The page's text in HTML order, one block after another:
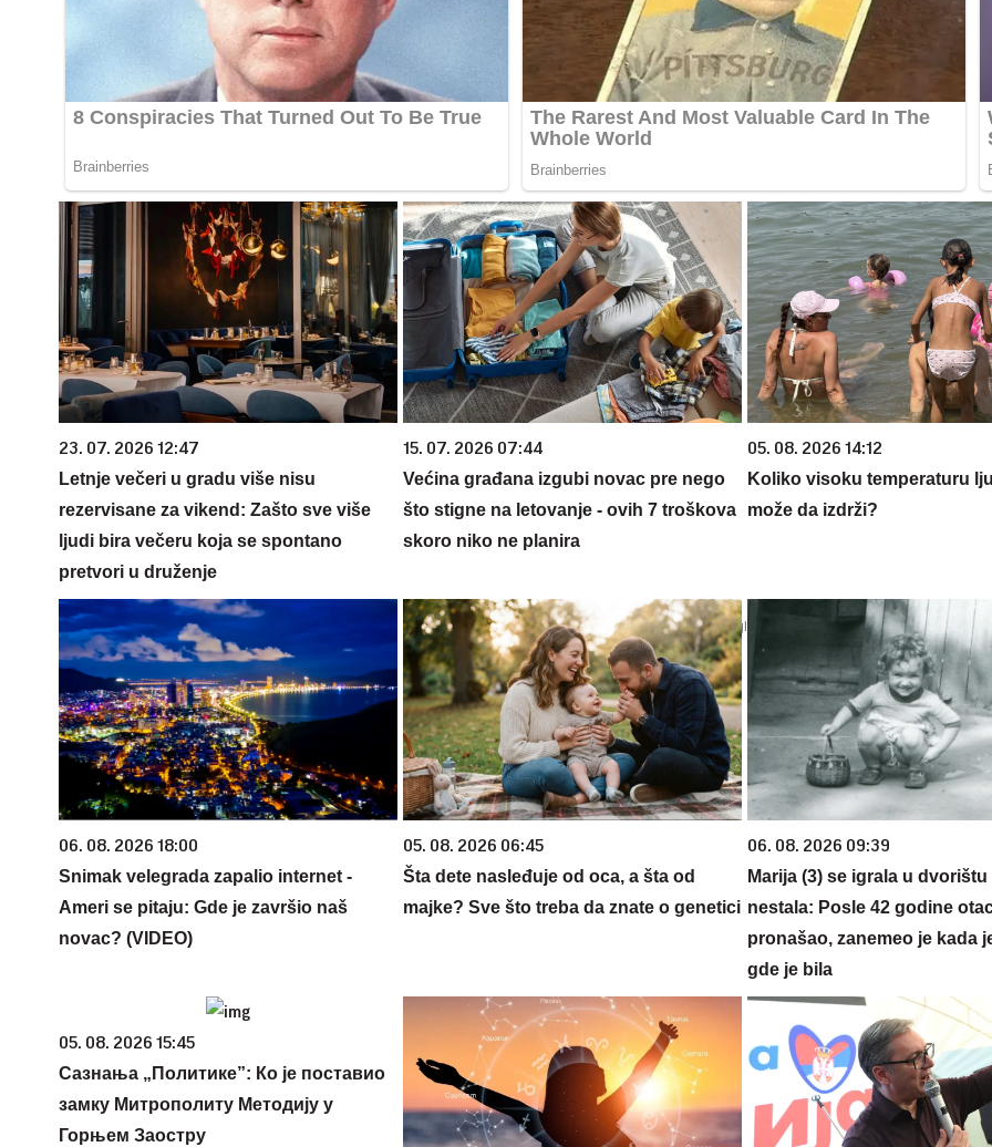
23. 07. 2026 12:47
Letnje večeri u gradu više nisu
rezervisane za vikend: Zašto sve više
ljudi bira večeru koja se spontano
pretvori u druženje
15. 07. 2026 07:44
Većina građana izgubi novac pre nego
što stigne na letovanje - ovih 7 troškova
skoro niko ne planira
05. 08. 2026 14:12
Koliko visoku temperaturu
može da izdrži?
06. 08. 2026 18:00
Snimak velegrada zapalio internet -
Ameri se pitaju: Gde je završio naš
novac? (VIDEO)
05. 08. 2026 06:45
Šta dete nasleđuje od oca, a šta od
majke? Sve što treba da znate o genetici
06. 08. 2026 09:39
Marija (3) se igrala u dvorištu
nestala: Posle 42 godine
pronašao, zanemeo je kada
gde je bila
05. 08. 2026 15:45
Сазнања „Политике”: Ко је поставио
замку Митрополиту Методију у
Горњем Заостру